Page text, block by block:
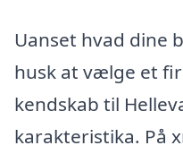
Uanset hvad dine
husk at vælge et
kendskab til
karakteristika. På